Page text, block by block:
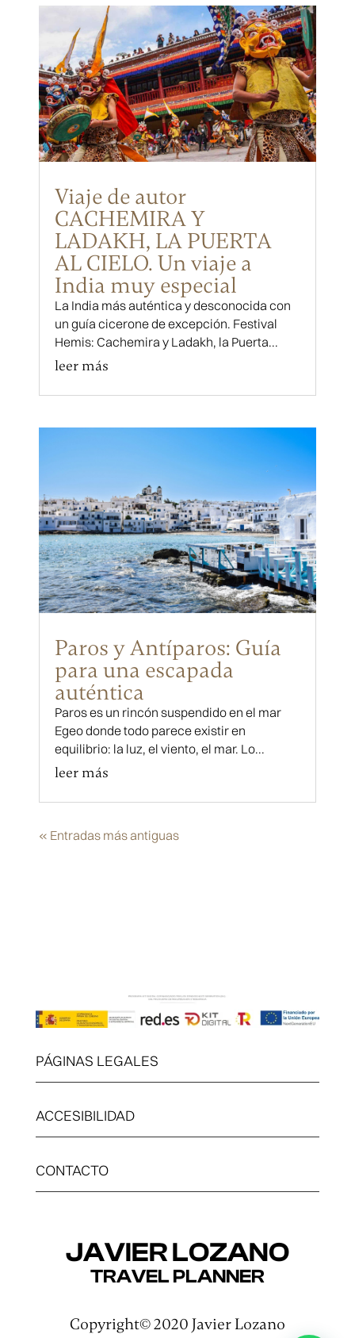
Viaje de autor
CACHEMIRA Y
LADAKH, LA PUERTA
AL CIELO. Un viaje a
India muy especial
La India más auténtica y desconocida con
un guía cicerone de excepción. Festival
Hemis: Cachemira y Ladakh, la Puerta...
leer más
Paros y Antíparos: Guía
para una escapada
auténtica
Paros es un rincón suspendido en el mar
Egeo donde todo parece existir en
equilibrio: la luz, el viento, el mar. Lo...
leer más
« Entradas más antiguas
PÁGINAS LEGALES
ACCESIBILIDAD
CONTACTO
JAVIER LOZANO
TRAVEL PLANNER
Copyright© 2020 Javier Lozano